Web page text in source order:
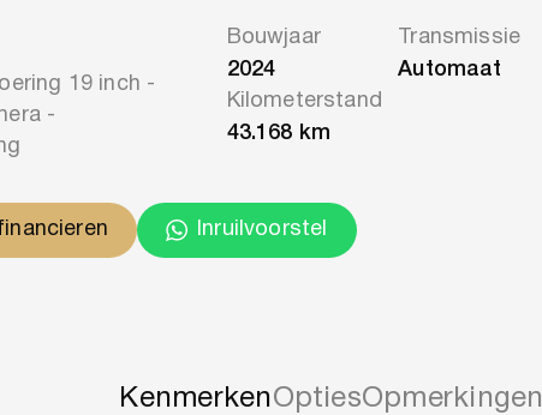
19 inch -
-
Bouwjaar
2024
Transmissie
Automaat
Kilometerstand
43.168 km
Inruilvoorstel
KenmerkenOptiesOpmerkingen